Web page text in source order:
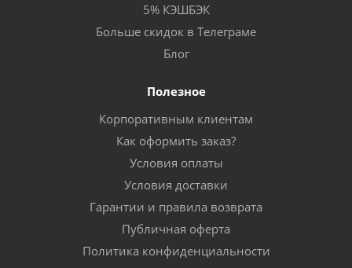
5% КЭШБЭК
Больше скидок в Телеграме
Блог
Полезное
Корпоративным клиентам
Как оформить заказ?
Условия оплаты
Условия доставки
Гарантии и правила возврата
Публичная оферта
Политика конфиденциальности